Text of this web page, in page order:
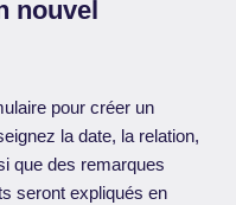
nouvel
pour créer un
la date, la relation,
que des remarques
seront expliqués en